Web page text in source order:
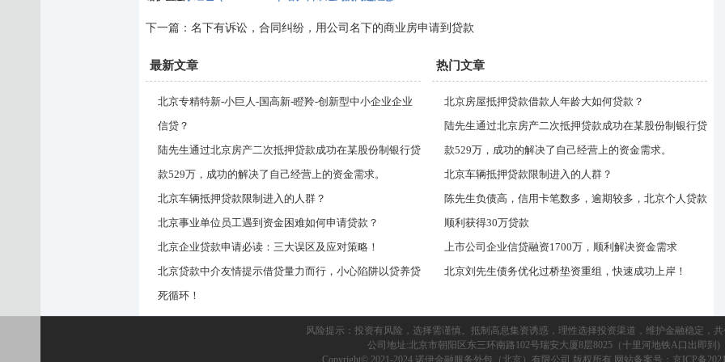
下一篇： 名下有诉讼，合同纠纷，用公司名下的商业房申请到贷款
最新文章
北京专精特新-小巨人-国高新-瞪羚-创新型中小企业企业
信贷？
陆先生通过北京房产二次抵押贷款成功在某股份制银行贷
款529万，成功的解决了自己经营上的资金需求。
北京车辆抵押贷款限制进入的人群？
北京事业单位员工遇到资金困难如何申请贷款？
北京企业贷款申请必读：三大误区及应对策略！
北京贷款中介友情提示借贷量力而行，小心陷阱以贷养贷
死循环！
热门文章
北京房屋抵押贷款借款人年龄大如何贷款？
陆先生通过北京房产二次抵押贷款成功在某股份制银行贷
款529万，成功的解决了自己经营上的资金需求。
北京车辆抵押贷款限制进入的人群？
陈先生负债高，信用卡笔数多，逾期较多，北京个人贷款
顺利获得30万贷款
上市公司企业信贷融资1700万，顺利解决资金需求
北京刘先生债务优化过桥垫资重组，快速成功上岸！
风险提示：投资有风险，选择需谨慎。抵制高息集资诱惑，理性选择投资渠道，维护金融稳定，共
公司地址:北京市朝阳区东三环南路102号瑞安大厦8层8025（十里河地铁A口出即到)
Copyright© 2021-2024 诺伊金融服务外包（北京）有限公司 版权所有 网站备案号： 京ICP备